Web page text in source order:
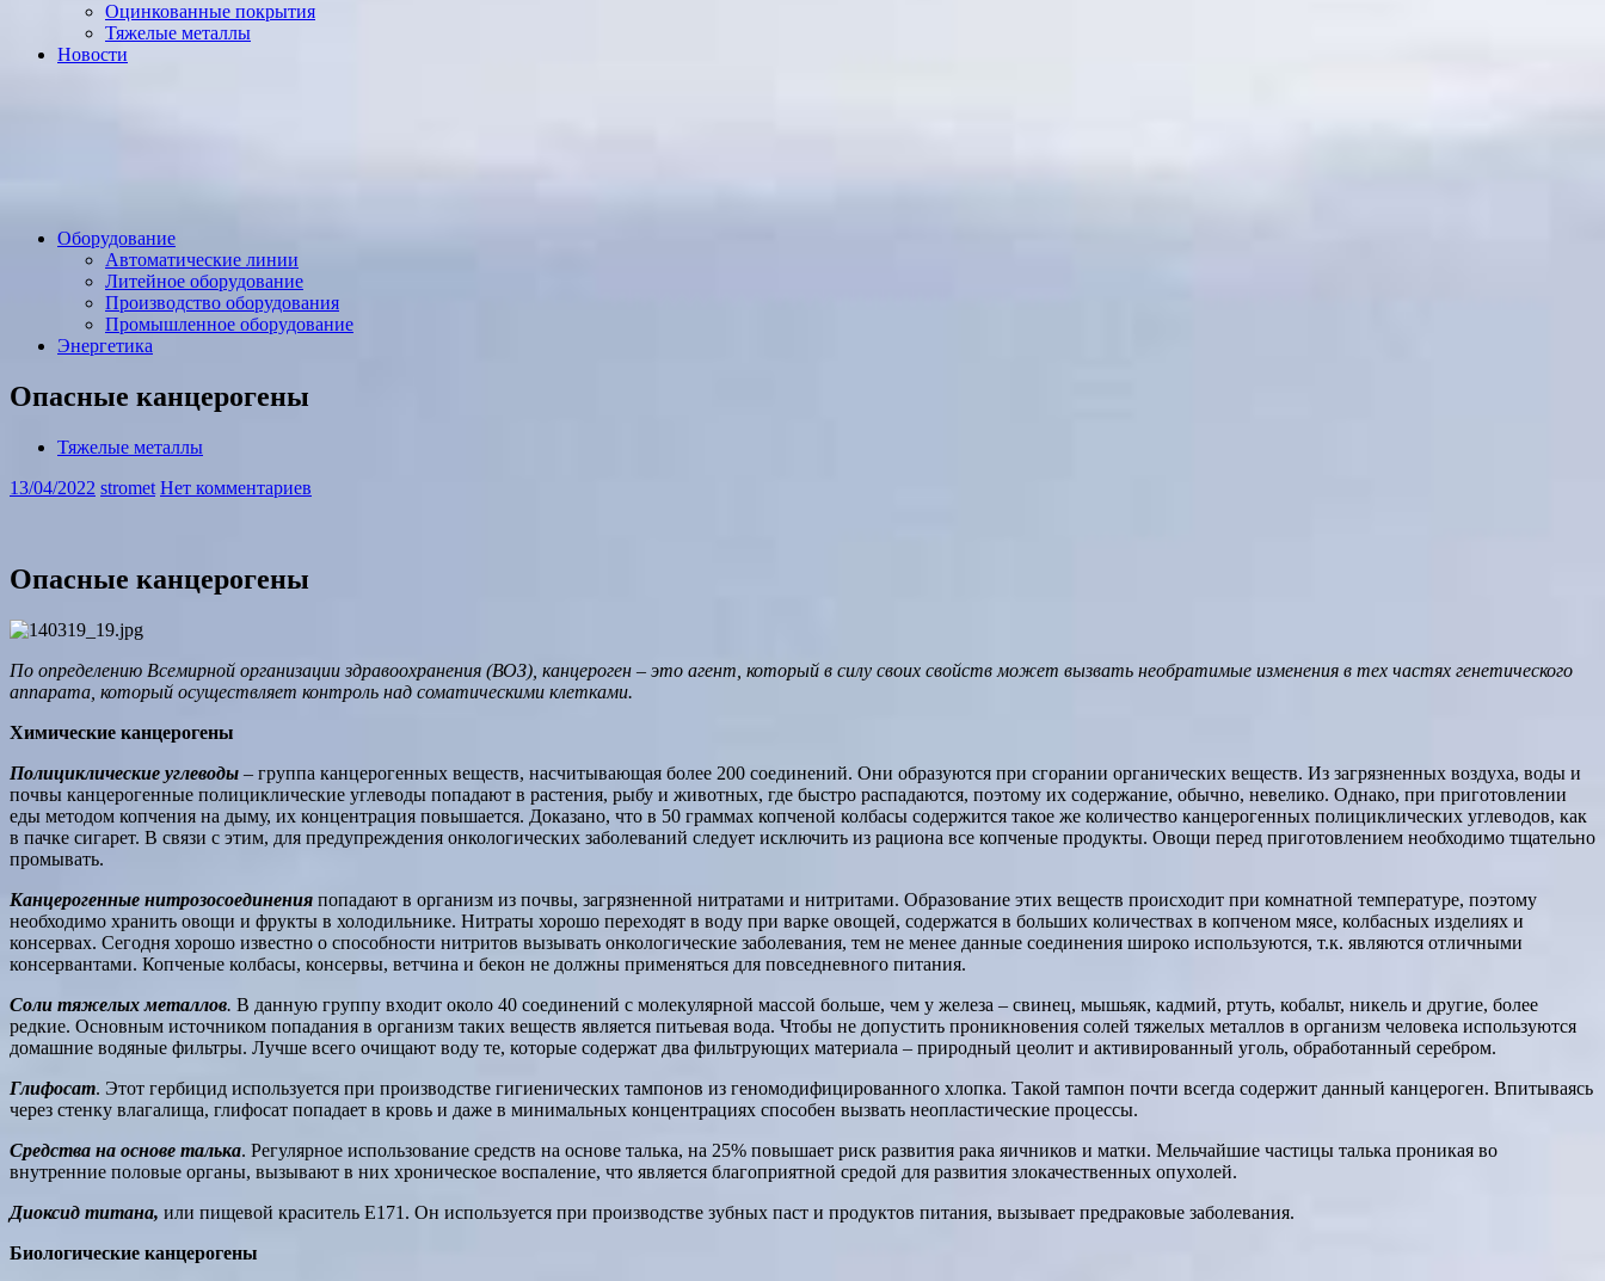
Оцинкованные покрытия
Тяжелые металлы
Новости
Оборудование
Автоматические линии
Литейное оборудование
Производство оборудования
Промышленное оборудование
Энергетика
Опасные канцерогены
Тяжелые металлы
13/04/2022 stromet Нет комментариев
Опасные канцерогены
По определению Всемирной организации здравоохранения (ВОЗ), канцероген – это агент, который в силу своих свойств может вызвать необратимые изменения в тех частях генетического
аппарата, который осуществляет контроль над соматическими клетками.
Химические канцерогены
Полициклические углеводы – группа канцерогенных веществ, насчитывающая более 200 соединений. Они образуются при сгорании органических веществ. Из загрязненных воздуха, воды и
почвы канцерогенные полициклические углеводы попадают в растения, рыбу и животных, где быстро распадаются, поэтому их содержание, обычно, невелико. Однако, при приготовлении
еды методом копчения на дыму, их концентрация повышается. Доказано, что в 50 граммах копченой колбасы содержится такое же количество канцерогенных полициклических углеводов, как
в пачке сигарет. В связи с этим, для предупреждения онкологических заболеваний следует исключить из рациона все копченые продукты. Овощи перед приготовлением необходимо тщательно
промывать.
Канцерогенные нитрозосоединения попадают в организм из почвы, загрязненной нитратами и нитритами. Образование этих веществ происходит при комнатной температуре, поэтому
необходимо хранить овощи и фрукты в холодильнике. Нитраты хорошо переходят в воду при варке овощей, содержатся в больших количествах в копченом мясе, колбасных изделиях и
консервах. Сегодня хорошо известно о способности нитритов вызывать онкологические заболевания, тем не менее данные соединения широко используются, т.к. являются отличными
консервантами. Копченые колбасы, консервы, ветчина и бекон не должны применяться для повседневного питания.
Соли тяжелых металлов. В данную группу входит около 40 соединений с молекулярной массой больше, чем у железа – свинец, мышьяк, кадмий, ртуть, кобальт, никель и другие, более
редкие. Основным источником попадания в организм таких веществ является питьевая вода. Чтобы не допустить проникновения солей тяжелых металлов в организм человека используются
домашние водяные фильтры. Лучше всего очищают воду те, которые содержат два фильтрующих материала – природный цеолит и активированный уголь, обработанный серебром.
Глифосат. Этот гербицид используется при производстве гигиенических тампонов из геномодифицированного хлопка. Такой тампон почти всегда содержит данный канцероген. Впитываясь
через стенку влагалища, глифосат попадает в кровь и даже в минимальных концентрациях способен вызвать неопластические процессы.
Средства на основе талька. Регулярное использование средств на основе талька, на 25% повышает риск развития рака яичников и матки. Мельчайшие частицы талька проникая во
внутренние половые органы, вызывают в них хроническое воспаление, что является благоприятной средой для развития злокачественных опухолей.
Диоксид титана, или пищевой краситель Е171. Он используется при производстве зубных паст и продуктов питания, вызывает предраковые заболевания.
Биологические канцерогены